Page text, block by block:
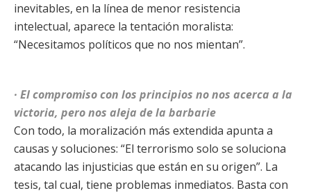
inevitables, en la línea de menor resistencia
intelectual, aparece la tentación moralista:
“Necesitamos políticos que no nos mientan”.
· El compromiso con los principios no nos acerca a la
victoria, pero nos aleja de la barbarie
Con todo, la moralización más extendida apunta a
causas y soluciones: “El terrorismo solo se soluciona
atacando las injusticias que están en su origen”. La
tesis, tal cual, tiene problemas inmediatos. Basta con